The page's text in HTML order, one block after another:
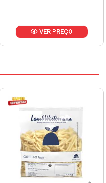
VER PREÇO